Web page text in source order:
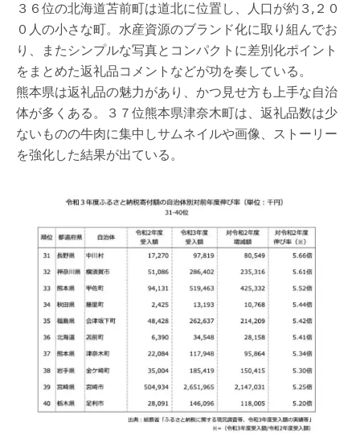
３６位の北海道苫前町は道北に位置し、人口が約３,２０
０人の小さな町。水産資源のブランド化に取り組んでお
り、またシンプルな写真とコンパクトに差別化ポイント
をまとめた返礼品コメントなどが功を奏している。
熊本県は返礼品の魅力があり、かつ見せ方も上手な自治
体が多くある。３７位熊本県津奈木町は、返礼品数は少
ないものの牛肉に集中しサムネイルや画像、ストーリー
を強化した結果が出ている。